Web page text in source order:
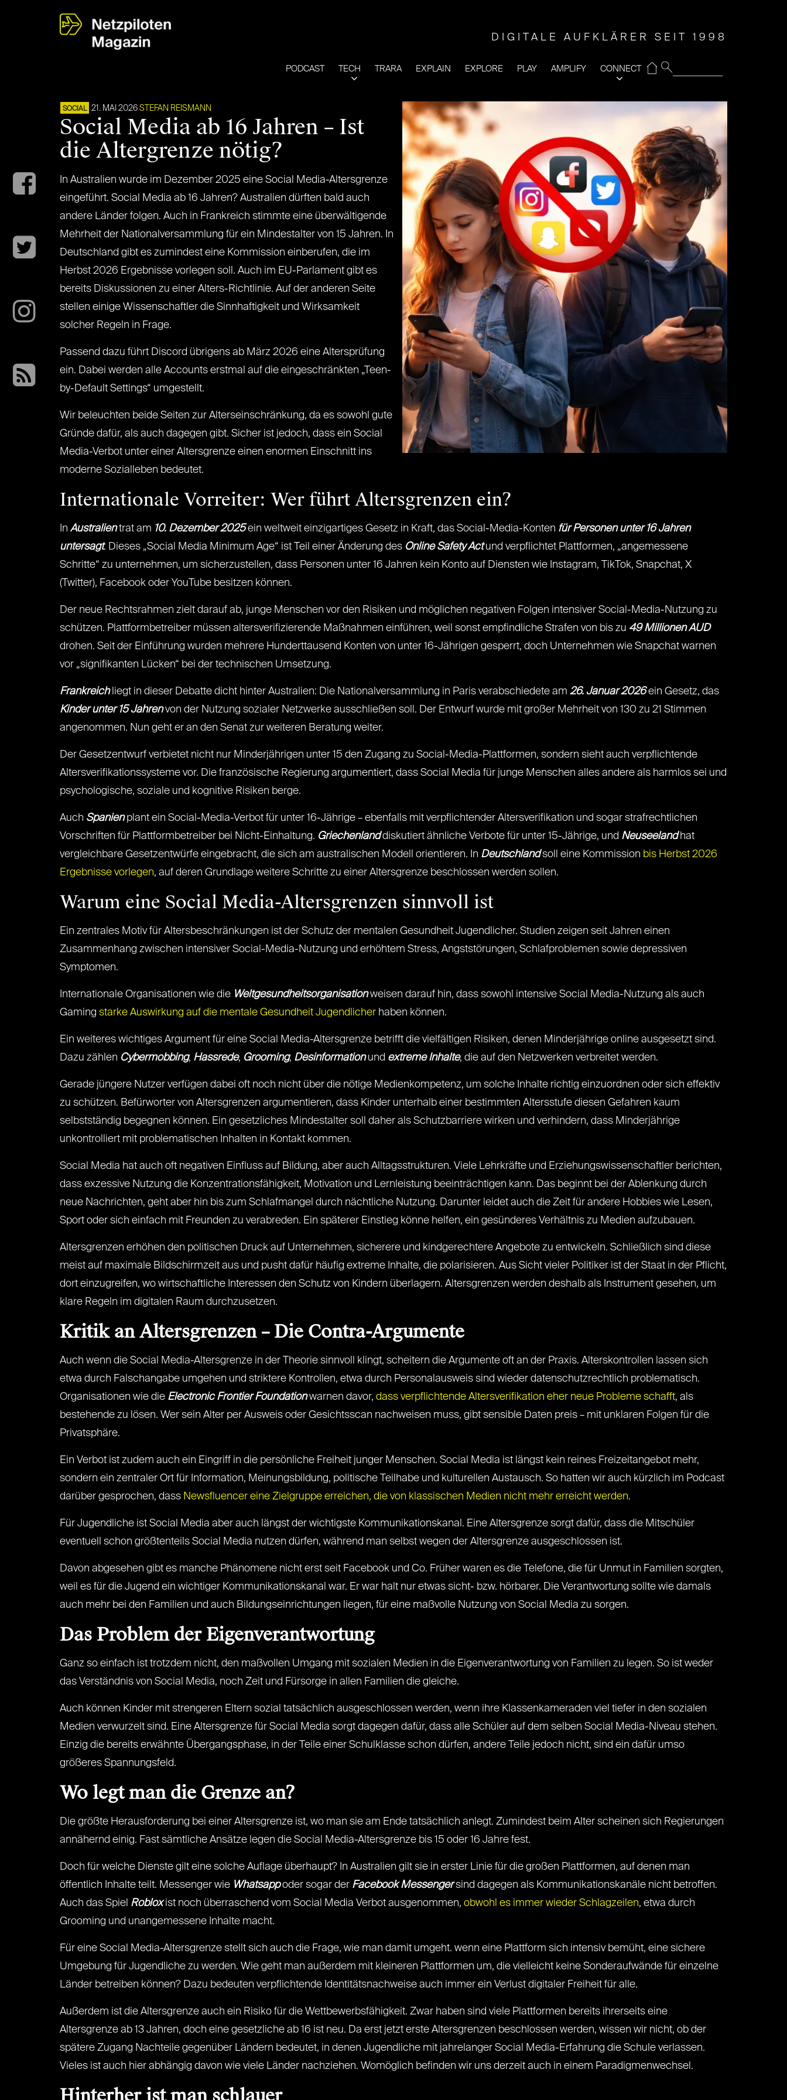
DIGITALE AUFKLÄRER SEIT 1998
PODCAST TECH TRARA EXPLAIN EXPLORE PLAY AMPLIFY CONNECT
⌂
SOCIAL 21. MAI 2026 STEFAN REISMANN
Social Media ab 16 Jahren – Ist
die Altergrenze nötig?
In Australien wurde im Dezember 2025 eine Social Media-Altersgrenze
eingeführt. Social Media ab 16 Jahren? Australien dürften bald auch
andere Länder folgen. Auch in Frankreich stimmte eine überwältigende
Mehrheit der Nationalversammlung für ein Mindestalter von 15 Jahren. In
Deutschland gibt es zumindest eine Kommission einberufen, die im
Herbst 2026 Ergebnisse vorlegen soll. Auch im EU-Parlament gibt es
bereits Diskussionen zu einer Alters-Richtlinie. Auf der anderen Seite
stellen einige Wissenschaftler die Sinnhaftigkeit und Wirksamkeit
solcher Regeln in Frage.
Passend dazu führt Discord übrigens ab März 2026 eine Altersprüfung
ein. Dabei werden alle Accounts erstmal auf die eingeschränkten „Teen-
by-Default Settings“ umgestellt.
Wir beleuchten beide Seiten zur Alterseinschränkung, da es sowohl gute
Gründe dafür, als auch dagegen gibt. Sicher ist jedoch, dass ein Social
Media-Verbot unter einer Altersgrenze einen enormen Einschnitt ins
moderne Sozialleben bedeutet.
Internationale Vorreiter: Wer führt Altersgrenzen ein?
In Australientrat am 10. Dezember 2025ein weltweit einzigartiges Gesetz in Kraft, das Social-Media-Konten für Personen unter 16 Jahren
untersagt. Dieses „Social Media Minimum Age“ ist Teil einer Änderung des Online Safety Actund verpflichtet Plattformen, „angemessene
Schritte“ zu unternehmen, um sicherzustellen, dass Personen unter 16 Jahren kein Konto auf Diensten wie Instagram, TikTok, Snapchat, X
(Twitter), Facebook oder YouTube besitzen können.
Der neue Rechtsrahmen zielt darauf ab, junge Menschen vor den Risiken und möglichen negativen Folgen intensiver Social-Media-Nutzung zu
schützen. Plattformbetreiber müssen altersverifizierende Maßnahmen einführen, weil sonst empfindliche Strafen von bis zu 49 Millionen AUD
drohen. Seit der Einführung wurden mehrere Hunderttausend Konten von unter 16-Jährigen gesperrt, doch Unternehmen wie Snapchat warnen
vor „signifikanten Lücken“ bei der technischen Umsetzung.
Frankreichliegt in dieser Debatte dicht hinter Australien: Die Nationalversammlung in Paris verabschiedete am 26. Januar 2026ein Gesetz, das
Kinder unter 15 Jahrenvon der Nutzung sozialer Netzwerke ausschließen soll. Der Entwurf wurde mit großer Mehrheit von 130 zu 21 Stimmen
angenommen. Nun geht er an den Senat zur weiteren Beratung weiter.
Der Gesetzentwurf verbietet nicht nur Minderjährigen unter 15 den Zugang zu Social-Media-Plattformen, sondern sieht auch verpflichtende
Altersverifikationssysteme vor. Die französische Regierung argumentiert, dass Social Media für junge Menschen alles andere als harmlos sei und
psychologische, soziale und kognitive Risiken berge.
Auch Spanienplant ein Social-Media-Verbot für unter 16-Jährige – ebenfalls mit verpflichtender Altersverifikation und sogar strafrechtlichen
Vorschriften für Plattformbetreiber bei Nicht-Einhaltung. Griechenlanddiskutiert ähnliche Verbote für unter 15-Jährige, und Neuseelandhat
vergleichbare Gesetzentwürfe eingebracht, die sich am australischen Modell orientieren. In Deutschlandsoll eine Kommission bis Herbst 2026
Ergebnisse vorlegen, auf deren Grundlage weitere Schritte zu einer Altersgrenze beschlossen werden sollen.
Warum eine Social Media-Altersgrenzen sinnvoll ist
Ein zentrales Motiv für Altersbeschränkungen ist der Schutz der mentalen Gesundheit Jugendlicher. Studien zeigen seit Jahren einen
Zusammenhang zwischen intensiver Social-Media-Nutzung und erhöhtem Stress, Angststörungen, Schlafproblemen sowie depressiven
Symptomen.
Internationale Organisationen wie die Weltgesundheitsorganisationweisen darauf hin, dass sowohl intensive Social Media-Nutzung als auch
Gaming starke Auswirkung auf die mentale Gesundheit Jugendlicher haben können.
Ein weiteres wichtiges Argument für eine Social Media-Altersgrenze betrifft die vielfältigen Risiken, denen Minderjährige online ausgesetzt sind.
Dazu zählen Cybermobbing, Hassrede, Grooming, Desinformationund extreme Inhalte, die auf den Netzwerken verbreitet werden.
Gerade jüngere Nutzer verfügen dabei oft noch nicht über die nötige Medienkompetenz, um solche Inhalte richtig einzuordnen oder sich effektiv
zu schützen. Befürworter von Altersgrenzen argumentieren, dass Kinder unterhalb einer bestimmten Altersstufe diesen Gefahren kaum
selbstständig begegnen können. Ein gesetzliches Mindestalter soll daher als Schutzbarriere wirken und verhindern, dass Minderjährige
unkontrolliert mit problematischen Inhalten in Kontakt kommen.
Social Media hat auch oft negativen Einfluss auf Bildung, aber auch Alltagsstrukturen. Viele Lehrkräfte und Erziehungswissenschaftler berichten,
dass exzessive Nutzung die Konzentrationsfähigkeit, Motivation und Lernleistung beeinträchtigen kann. Das beginnt bei der Ablenkung durch
neue Nachrichten, geht aber hin bis zum Schlafmangel durch nächtliche Nutzung. Darunter leidet auch die Zeit für andere Hobbies wie Lesen,
Sport oder sich einfach mit Freunden zu verabreden. Ein späterer Einstieg könne helfen, ein gesünderes Verhältnis zu Medien aufzubauen.
Altersgrenzen erhöhen den politischen Druck auf Unternehmen, sicherere und kindgerechtere Angebote zu entwickeln. Schließlich sind diese
meist auf maximale Bildschirmzeit aus und pusht dafür häufig extreme Inhalte, die polarisieren. Aus Sicht vieler Politiker ist der Staat in der Pflicht,
dort einzugreifen, wo wirtschaftliche Interessen den Schutz von Kindern überlagern. Altersgrenzen werden deshalb als Instrument gesehen, um
klare Regeln im digitalen Raum durchzusetzen.
Kritik an Altersgrenzen – Die Contra-Argumente
Auch wenn die Social Media-Altersgrenze in der Theorie sinnvoll klingt, scheitern die Argumente oft an der Praxis. Alterskontrollen lassen sich
etwa durch Falschangabe umgehen und striktere Kontrollen, etwa durch Personalausweis sind wieder datenschutzrechtlich problematisch.
Organisationen wie die Electronic Frontier Foundationwarnen davor, dass verpflichtende Altersverifikation eher neue Probleme schafft, als
bestehende zu lösen. Wer sein Alter per Ausweis oder Gesichtsscan nachweisen muss, gibt sensible Daten preis – mit unklaren Folgen für die
Privatsphäre.
Ein Verbot ist zudem auch ein Eingriff in die persönliche Freiheit junger Menschen. Social Media ist längst kein reines Freizeitangebot mehr,
sondern ein zentraler Ort für Information, Meinungsbildung, politische Teilhabe und kulturellen Austausch. So hatten wir auch kürzlich im Podcast
darüber gesprochen, dass Newsfluencer eine Zielgruppe erreichen, die von klassischen Medien nicht mehr erreicht werden.
Für Jugendliche ist Social Media aber auch längst der wichtigste Kommunikationskanal. Eine Altersgrenze sorgt dafür, dass die Mitschüler
eventuell schon größtenteils Social Media nutzen dürfen, während man selbst wegen der Altersgrenze ausgeschlossen ist.
Davon abgesehen gibt es manche Phänomene nicht erst seit Facebook und Co. Früher waren es die Telefone, die für Unmut in Familien sorgten,
weil es für die Jugend ein wichtiger Kommunikationskanal war. Er war halt nur etwas sicht- bzw. hörbarer. Die Verantwortung sollte wie damals
auch mehr bei den Familien und auch Bildungseinrichtungen liegen, für eine maßvolle Nutzung von Social Media zu sorgen.
Das Problem der Eigenverantwortung
Ganz so einfach ist trotzdem nicht, den maßvollen Umgang mit sozialen Medien in die Eigenverantwortung von Familien zu legen. So ist weder
das Verständnis von Social Media, noch Zeit und Fürsorge in allen Familien die gleiche.
Auch können Kinder mit strengeren Eltern sozial tatsächlich ausgeschlossen werden, wenn ihre Klassenkameraden viel tiefer in den sozialen
Medien verwurzelt sind. Eine Altersgrenze für Social Media sorgt dagegen dafür, dass alle Schüler auf dem selben Social Media-Niveau stehen.
Einzig die bereits erwähnte Übergangsphase, in der Teile einer Schulklasse schon dürfen, andere Teile jedoch nicht, sind ein dafür umso
größeres Spannungsfeld.
Wo legt man die Grenze an?
Die größte Herausforderung bei einer Altersgrenze ist, wo man sie am Ende tatsächlich anlegt. Zumindest beim Alter scheinen sich Regierungen
annähernd einig. Fast sämtliche Ansätze legen die Social Media-Altersgrenze bis 15 oder 16 Jahre fest.
Doch für welche Dienste gilt eine solche Auflage überhaupt? In Australien gilt sie in erster Linie für die großen Plattformen, auf denen man
öffentlich Inhalte teilt. Messenger wie Whatsappoder sogar der Facebook Messengersind dagegen als Kommunikationskanäle nicht betroffen.
Auch das Spiel Roblox ist noch überraschend vom Social Media Verbot ausgenommen, obwohl es immer wieder Schlagzeilen, etwa durch
Grooming und unangemessene Inhalte macht.
Für eine Social Media-Altersgrenze stellt sich auch die Frage, wie man damit umgeht. wenn eine Plattform sich intensiv bemüht, eine sichere
Umgebung für Jugendliche zu werden. Wie geht man außerdem mit kleineren Plattformen um, die vielleicht keine Sonderaufwände für einzelne
Länder betreiben können? Dazu bedeuten verpflichtende Identitätsnachweise auch immer ein Verlust digitaler Freiheit für alle.
Außerdem ist die Altersgrenze auch ein Risiko für die Wettbewerbsfähigkeit. Zwar haben sind viele Plattformen bereits ihrerseits eine
Altersgrenze ab 13 Jahren, doch eine gesetzliche ab 16 ist neu. Da erst jetzt erste Altersgrenzen beschlossen werden, wissen wir nicht, ob der
spätere Zugang Nachteile gegenüber Ländern bedeutet, in denen Jugendliche mit jahrelanger Social Media-Erfahrung die Schule verlassen.
Vieles ist auch hier abhängig davon wie viele Länder nachziehen. Womöglich befinden wir uns derzeit auch in einem Paradigmenwechsel.